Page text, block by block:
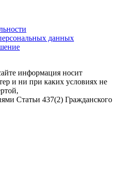
данных
информация носит
и ни при каких условиях не
Статьи 437(2) Гражданского